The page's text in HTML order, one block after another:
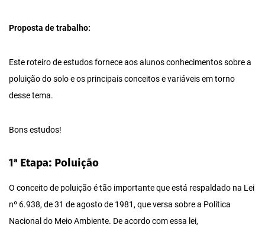
Proposta de trabalho:
Este roteiro de estudos fornece aos alunos conhecimentos sobre a
poluição do solo e os principais conceitos e variáveis em torno
desse tema.
Bons estudos!
1ª Etapa: Poluição
O conceito de poluição é tão importante que está respaldado na Lei
nº 6.938, de 31 de agosto de 1981, que versa sobre a Política
Nacional do Meio Ambiente. De acordo com essa lei,